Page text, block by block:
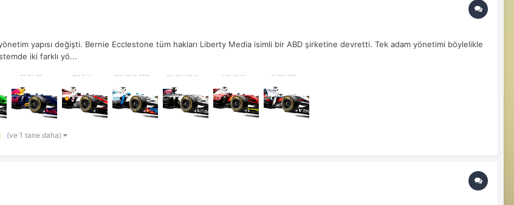
yapısı değişti. Bernie Ecclestone tüm hakları Liberty Media isimli bir ABD şirketine devretti. Tek adam yönetimi böylelikle
iki farklı yö...
(ve 1 tane daha)